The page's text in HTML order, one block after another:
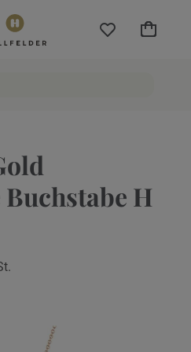
Mein
H